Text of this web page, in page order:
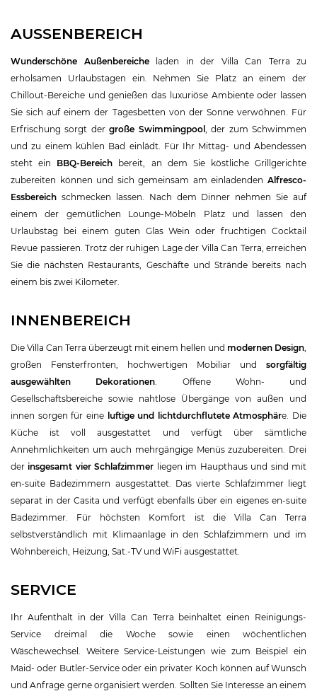
AUSSENBEREICH
Wunderschöne Außenbereicheladen in der Villa Can Terra zu
erholsamen Urlaubstagen ein. Nehmen Sie Platz an einem der
Chillout-Bereiche und genießen das luxuriöse Ambiente oder lassen
Sie sich auf einem der Tagesbetten von der Sonne verwöhnen. Für
Erfrischung sorgt dergroße Swimmingpool, der zum Schwimmen
und zu einem kühlen Bad einlädt. Für Ihr Mittag- und Abendessen
steht ein BBQ-Bereich bereit, an dem Sie köstliche Grillgerichte
zubereiten können und sich gemeinsam am einladenden Alfresco-
Essbereich schmecken lassen. Nach dem Dinner nehmen Sie auf
einem der gemütlichen Lounge-Möbeln Platz und lassen den
Urlaubstag bei einem guten Glas Wein oder fruchtigen Cocktail
Revue passieren. Trotz der ruhigen Lage der Villa Can Terra, erreichen
Sie die nächsten Restaurants, Geschäfte und Strände bereits nach
einem bis zwei Kilometer.
INNENBEREICH
Die Villa Can Terra überzeugt mit einem hellen und modernen Design
großen Fensterfronten, hochwertigen Mobiliar und sorgfältig
ausgewählten Dekorationen . Offene Wohn- und
Gesellschaftsbereiche sowie nahtlose Übergänge von außen und
innen sorgen für eineluftige und lichtdurchflutete Atmosphäre. Die
Küche ist voll ausgestattet und verfügt über sämtliche
Annehmlichkeiten um auch mehrgängige Menüs zuzubereiten. Drei
der insgesamt vier Schlafzimmer liegen im Haupthaus und sind mit
en-suite Badezimmern ausgestattet. Das vierte Schlafzimmer liegt
separat in der Casita und verfügt ebenfalls über ein eigenes en-suite
Badezimmer. Für höchsten Komfort ist die Villa Can Terra
selbstverständlich mit Klimaanlage in den Schlafzimmern und im
Wohnbereich, Heizung, Sat.-TV und WiFi ausgestattet.
SERVICE
Ihr Aufenthalt in der Villa Can Terra beinhaltet einen Reinigungs-
Service dreimal die Woche sowie einen wöchentlichen
Wäschewechsel. Weitere Service-Leistungen wie zum Beispiel ein
Maid- oder Butler-Service oder ein privater Koch können auf Wunsch
und Anfrage gerne organisiert werden. Sollten Sie Interesse an einem